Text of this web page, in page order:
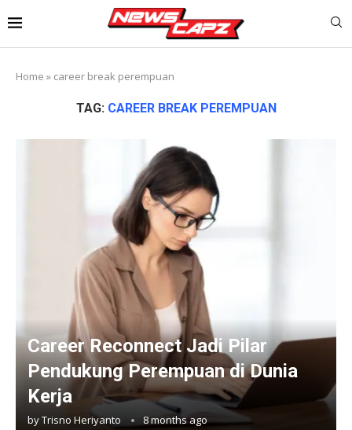
Home » career break perempuan
TAG: CAREER BREAK PEREMPUAN
Career Reconnect Jadi Pilar
Pendukung Perempuan di Dunia
Kerja
byTrisno Heriyanto 8 months ago